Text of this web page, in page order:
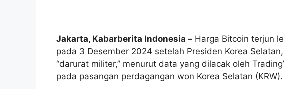
Jakarta, Kabarberita Indonesia – Harga Bitcoin terjun
pada 3 Desember 2024 setelah Presiden Korea
“darurat militer,” menurut data yang dilacak oleh
pada pasangan perdagangan won Korea Selatan (KRW).